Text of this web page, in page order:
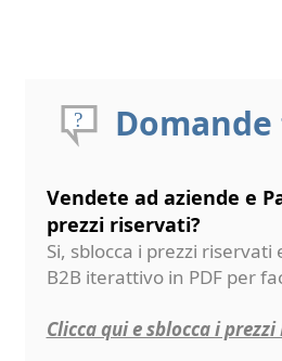
Vendete ad aziende e
prezzi riservati?
Si, sblocca i prezzi riservati
B2B iterattivo in PDF per
Clicca qui e sblocca i prezzi